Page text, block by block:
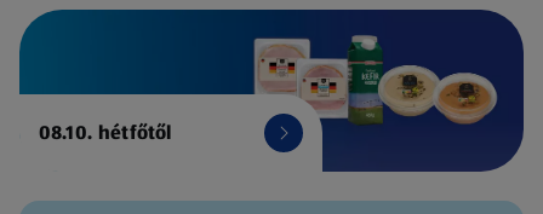
08.10. hétfőtől